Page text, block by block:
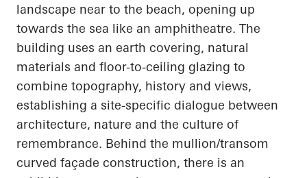
landscape near to the beach, opening up
towards the sea like an amphitheatre. The
building uses an earth covering, natural
materials and floor-to-ceiling glazing to
combine topography, history and views,
establishing a site-specific dialogue between
architecture, nature and the culture of
remembrance. Behind the mullion/transom
curved façade construction, there is an